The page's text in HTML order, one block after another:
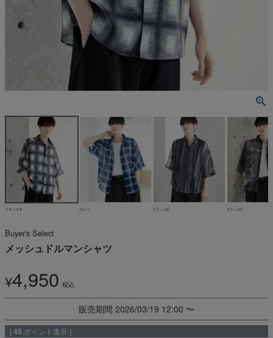
ブラックA ブルー ブラックE ブラックF
Buyer's Select
メッシュドルマンシャツ
¥4,950 税込
販売期間 2026/03/19 12:00 〜
[45 ポイント進呈 ]